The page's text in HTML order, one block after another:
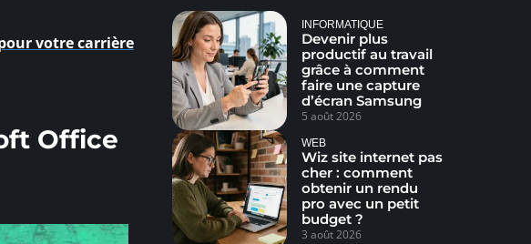
votre carrière
Office
INFORMATIQUE
Devenir plus
productif au travail
grâce à comment
faire une capture
d’écran Samsung
5 août 2026
WEB
Wiz site internet pas
cher : comment
obtenir un rendu
pro avec un petit
budget ?
3 août 2026